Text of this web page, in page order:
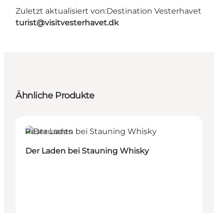
Zuletzt aktualisiert von:Destination Vesterhavet
turist@visitvesterhavet.dk
Ähnliche Produkte
Restaurants
Der Laden bei Stauning Whisky